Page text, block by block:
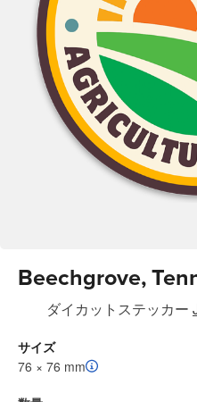
Beechgrove,
ダイカットステッカー
サイズ
76 × 76 mm